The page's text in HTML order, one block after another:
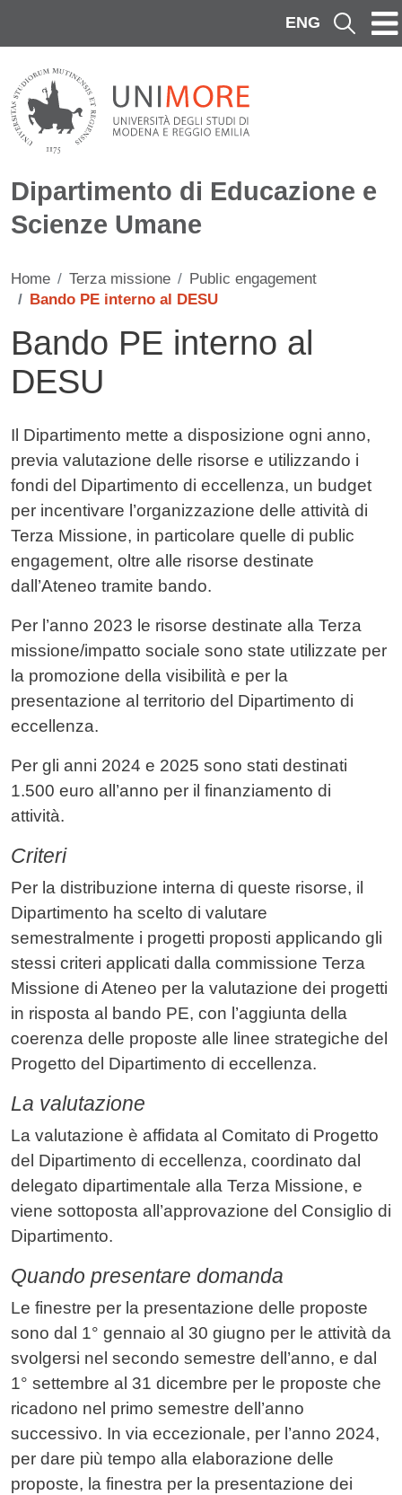
ENG Cerca
Dipartimento di Educazione e
Scienze Umane
Home Terza missione
Public engagement
Bando PE interno al DESU
Bando PE interno al
DESU
Contenuto
Il Dipartimento mette a disposizione ogni anno,
previa valutazione delle risorse e utilizzando i
fondi del Dipartimento di eccellenza, un budget
per incentivare l’organizzazione delle attività di
Terza Missione, in particolare quelle di public
engagement, oltre alle risorse destinate
dall’Ateneo tramite bando.
Per l’anno 2023 le risorse destinate alla Terza
missione/impatto sociale sono state utilizzate per
la promozione della visibilità e per la
presentazione al territorio del Dipartimento di
eccellenza.
Per gli anni 2024 e 2025 sono stati destinati
1.500 euro all’anno per il finanziamento di
attività.
Criteri
Per la distribuzione interna di queste risorse, il
Dipartimento ha scelto di valutare
semestralmente i progetti proposti applicando gli
stessi criteri applicati dalla commissione Terza
Missione di Ateneo per la valutazione dei progetti
in risposta al bando PE, con l’aggiunta della
coerenza delle proposte alle linee strategiche del
Progetto del Dipartimento di eccellenza.
La valutazione
La valutazione è affidata al Comitato di Progetto
del Dipartimento di eccellenza, coordinato dal
delegato dipartimentale alla Terza Missione, e
viene sottoposta all’approvazione del Consiglio di
Dipartimento.
Quando presentare domanda
Le finestre per la presentazione delle proposte
sono dal 1° gennaio al 30 giugno per le attività da
svolgersi nel secondo semestre dell’anno, e dal
1° settembre al 31 dicembre per le proposte che
ricadono nel primo semestre dell’anno
successivo. In via eccezionale, per l’anno 2024,
per dare più tempo alla elaborazione delle
proposte, la finestra per la presentazione dei